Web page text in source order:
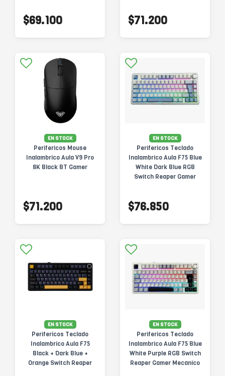
$69.100 $71.200
EN STOCK
Perifericos Mouse
Inalambrico Aula V9 Pro
8K Black BT Gamer
$71.200
EN STOCK
Perifericos Teclado
Inalambrico Aula F75 Blue
White Dark Blue RGB
Switch Reaper Gamer
$76.850
EN STOCK
Perifericos Teclado
Inalambrico Aula F75
Black + Dark Blue +
Orange Switch Reaper
EN STOCK
Perifericos Teclado
Inalambrico Aula F75 Blue
White Purple RGB Switch
Reaper Gamer Mecanico